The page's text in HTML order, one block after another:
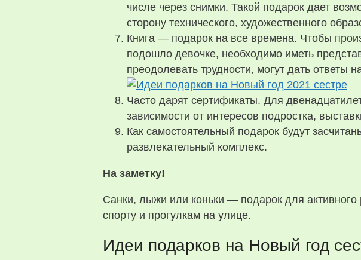
числе через снимки. Такой подарок дает
сторону технического, художественного
Книга — подарок на все времена. Чтобы
подошло девочке, необходимо иметь
преодолевать трудности, могут дать ответы
Часто дарят сертификаты. Для
зависимости от интересов подростка,
Как самостоятельный подарок будут
развлекательный комплекс.
На заметку!
Санки, лыжи или коньки — подарок для
спорту и прогулкам на улице.
Идеи подарков на Новый год